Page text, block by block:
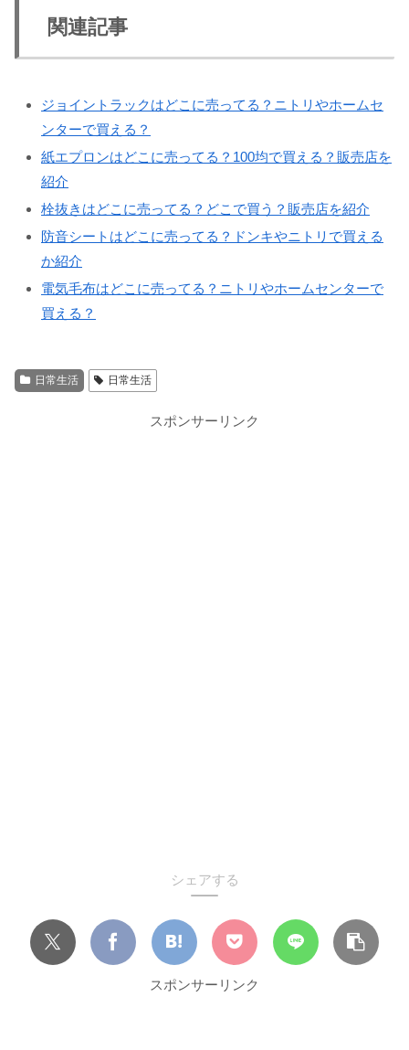
関連記事
ジョイントラックはどこに売ってる？ニトリやホームセ
ンターで買える？
紙エプロンはどこに売ってる？100均で買える？販売店を
紹介
栓抜きはどこに売ってる？どこで買う？販売店を紹介
防音シートはどこに売ってる？ドンキやニトリで買える
か紹介
電気毛布はどこに売ってる？ニトリやホームセンターで
買える？
日常生活 日常生活
スポンサーリンク
シェアする
スポンサーリンク